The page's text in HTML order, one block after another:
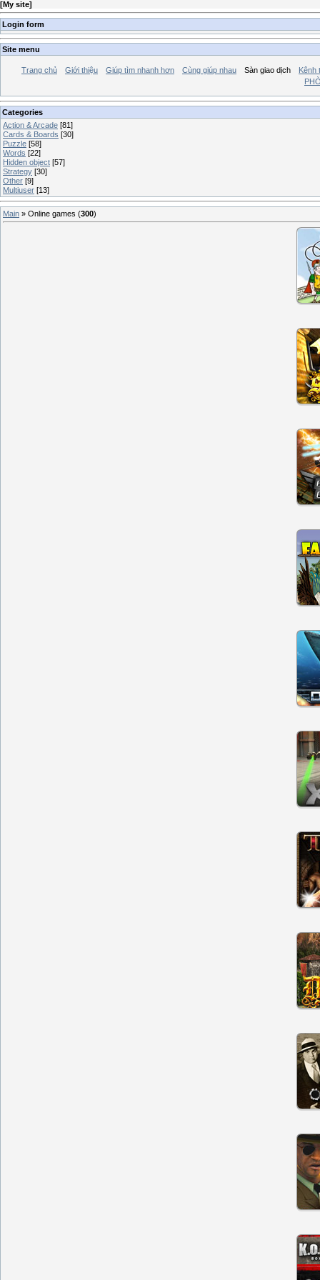
[My site]
Login form
Site menu
Trang chủ Giới thiệu Giúp tìm nhanh hơn Cùng giúp nhau Sàn giao dịch
Kênh
Categories
Action & Arcade [81]
Cards & Boards [30]
Puzzle [58]
Words [22]
Hidden object [57]
Strategy [30]
Other [9]
Multiuser [13]
Main » Online games (300)